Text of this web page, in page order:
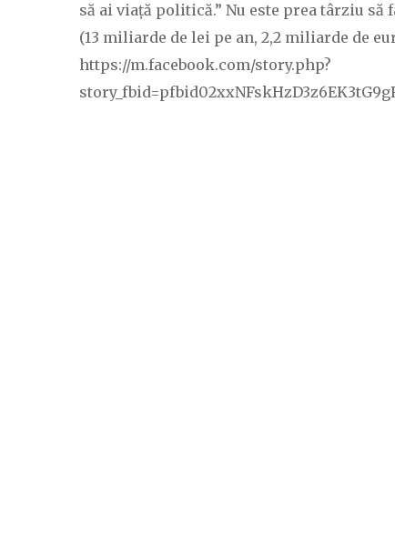
să ai viață politică.” Nu este prea târziu
(13 miliarde de lei pe an, 2,2 miliarde de
https://m.facebook.com/story.php?